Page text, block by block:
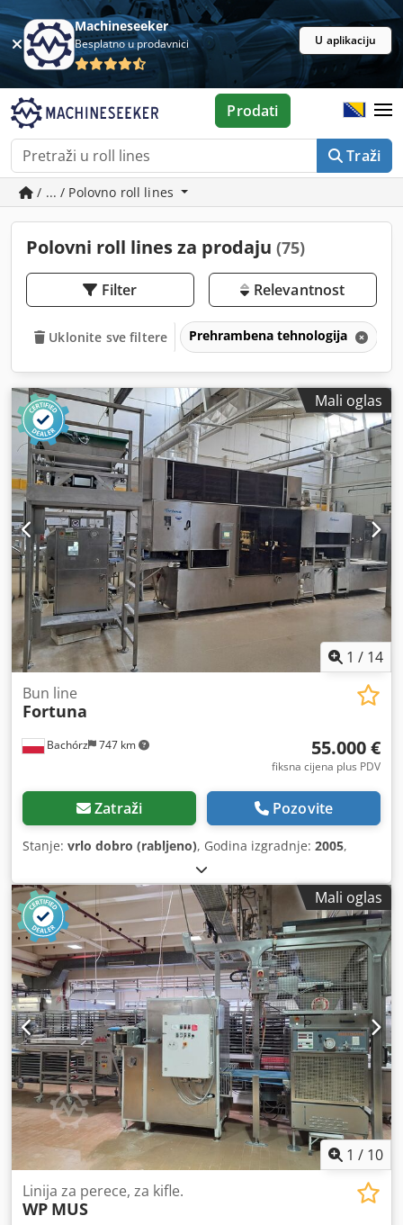
Machineseeker
Besplatno u prodavnici U aplikaciju
Traži
Prodati
/ ... / Polovno roll lines
Polovni roll lines za prodaju (75)
Filter Relevantnost
Uklonite sve filtere Prehrambena tehnologija
Mali oglas
1 / 14
Bachórz 747 km
Bun line
Fortuna
55.000 €
fiksna cijena plus PDV
Zatraži Pozovite
Stanje: vrlo dobro (rabljeno), Godina izgradnje: 2005,
Mali oglas
1 / 10
Linija za perece, za kifle.
WP MUS